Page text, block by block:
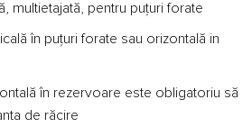
multietajată, pentru puțuri forate
în puțuri forate sau orizontală in
în rezervoare este obligatoriu să
de răcire